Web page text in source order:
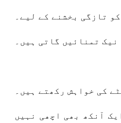
تازگی بخشنے کے لیے۔
نیک تمنائیں گاتی ہیں۔
کی خواہش رکھتے ہیں۔
آنکھ بھی اچھی نہیں